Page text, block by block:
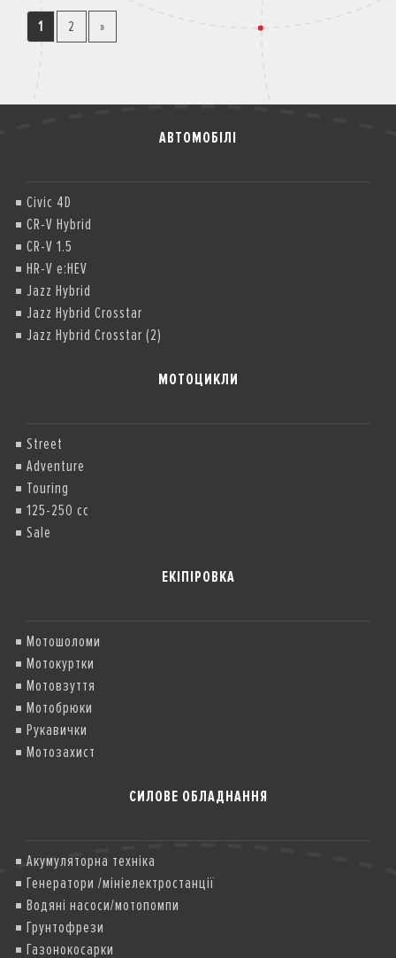
1 2 »
АВТОМОБІЛІ
Civic 4D
CR-V Hybrid
CR-V 1.5
HR-V e:HEV
Jazz Hybrid
Jazz Hybrid Crosstar
Jazz Hybrid Crosstar (2)
МОТОЦИКЛИ
Street
Adventure
Touring
125-250 cc
Sale
ЕКІПІРОВКА
Мотошоломи
Мотокуртки
Мотовзуття
Мотобрюки
Рукавички
Мотозахист
СИЛОВЕ ОБЛАДНАННЯ
Акумуляторна техніка
Генератори /мініелектростанції
Водяні насоси/мотопомпи
Грунтофрези
Газонокосарки